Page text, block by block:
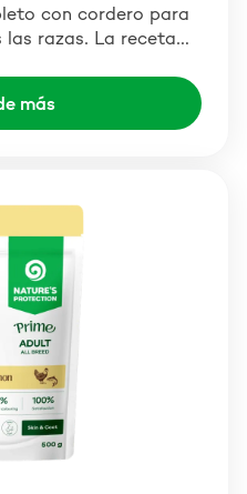
con cordero para
razas. La receta…
más